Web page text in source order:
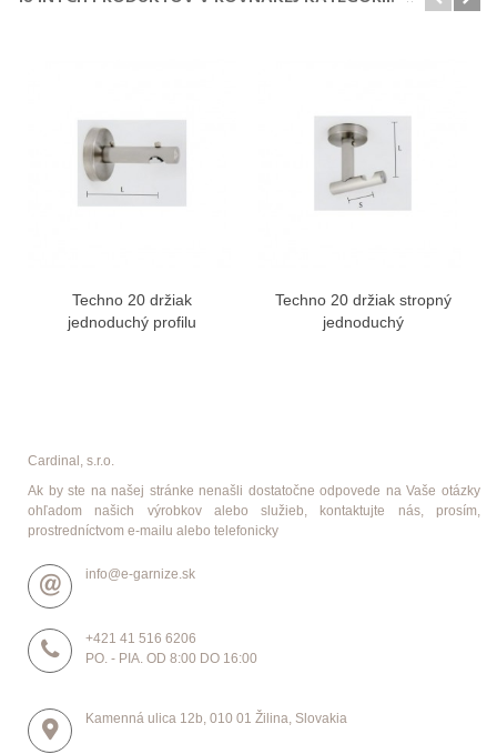
Techno 20 držiak
jednoduchý profilu
Techno 20 držiak stropný
jednoduchý
Cardinal, s.r.o.
Ak by ste na našej stránke nenašli dostatočne odpovede na Vaše otázky
ohľadom našich výrobkov alebo služieb, kontaktujte nás, prosím,
prostredníctvom e-mailu alebo telefonicky
info@e-garnize.sk
+421 41 516 6206
PO. - PIA. OD 8:00 DO 16:00
Kamenná ulica 12b, 010 01 Žilina, Slovakia